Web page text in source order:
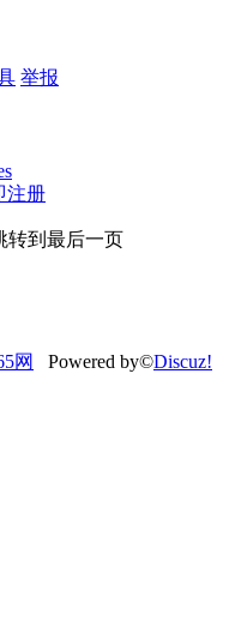
举报
注册
转到最后一页
网 Powered by©Discuz!